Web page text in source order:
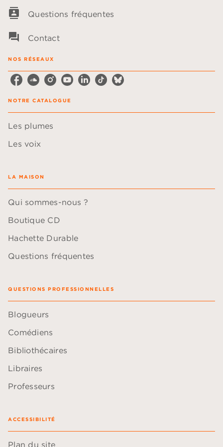
contacts Questions fréquentes
question_answer Contact
NOS RÉSEAUX
NOTRE CATALOGUE
Les plumes
Les voix
LA MAISON
Qui sommes-nous ?
Boutique CD
Hachette Durable
Questions fréquentes
QUESTIONS PROFESSIONNELLES
Blogueurs
Comédiens
Bibliothécaires
Libraires
Professeurs
ACCESSIBILITÉ
Plan du site